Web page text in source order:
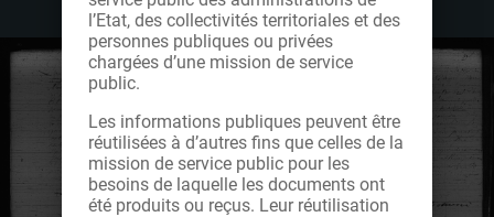
l’Etat, des collectivités territoriales et des
personnes publiques ou privées
chargées d’une mission de service
public.
Les informations publiques peuvent être
réutilisées à d’autres fins que celles de la
mission de service public pour les
besoins de laquelle les documents ont
été produits ou reçus. Leur réutilisation